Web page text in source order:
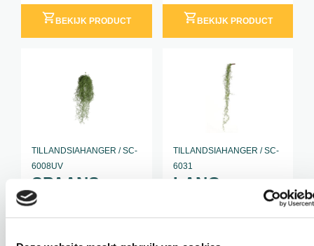
BEKIJK PRODUCT BEKIJK PRODUCT
TILLANDSIAHANGER / SC-
6008UV
SPAANS
MOS
TILLANDSIAHANGER / SC-
6031
LANG
MOS